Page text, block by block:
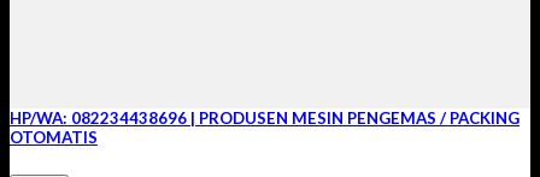
HP/WA: 082234438696 | PRODUSEN MESIN PENGEMAS / PACKING
OTOMATIS